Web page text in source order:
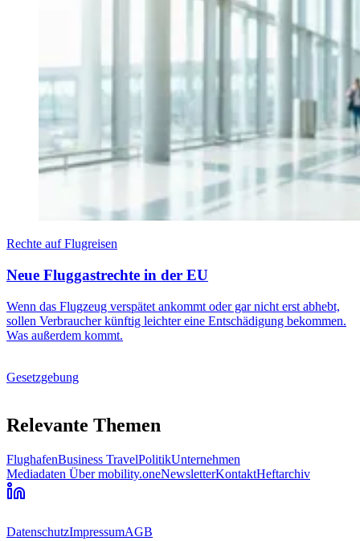
Rechte auf Flugreisen
Neue Fluggastrechte in der EU
Wenn das Flugzeug verspätet ankommt oder gar nicht erst abhebt,
sollen Verbraucher künftig leichter eine Entschädigung bekommen.
Was außerdem kommt.
Gesetzgebung
Relevante Themen
FlughafenBusiness TravelPolitikUnternehmen
Mediadaten Über mobility.oneNewsletterKontaktHeftarchiv
DatenschutzImpressumAGB